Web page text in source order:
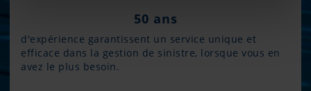
50 ans
d'expérience garantissent un service unique et
efficace dans la gestion de sinistre, lorsque vous en
avez le plus besoin.